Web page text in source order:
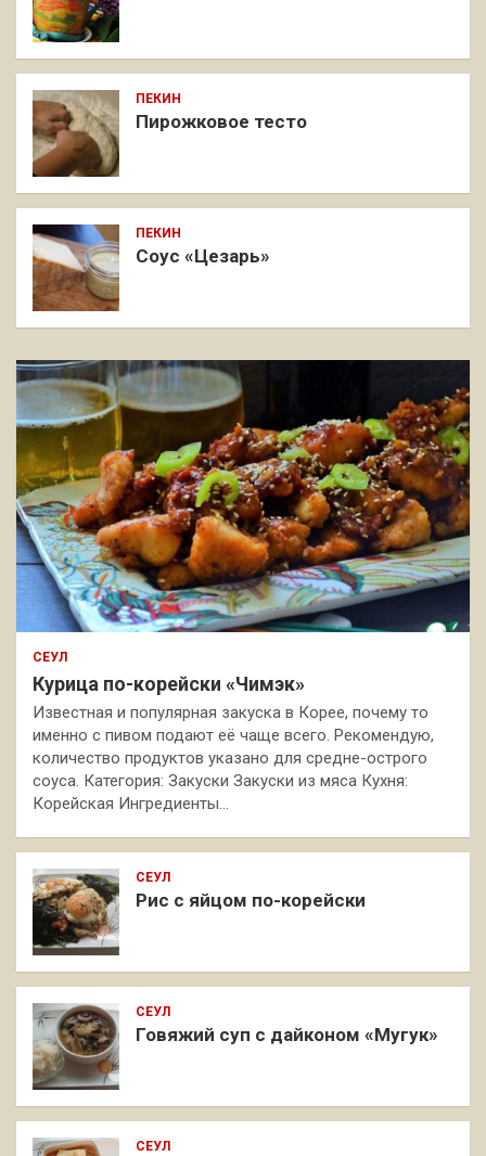
ПЕКИН
Пирожковое тесто
ПЕКИН
Соус «Цезарь»
СЕУЛ
Курица по-корейски «Чимэк»
Известная и популярная закуска в Корее, почему то
именно с пивом подают её чаще всего. Рекомендую,
количество продуктов указано для средне-острого
соуса. Категория: Закуски Закуски из мяса Кухня:
Корейская Ингредиенты…
СЕУЛ
Рис с яйцом по-корейски
СЕУЛ
Говяжий суп с дайконом «Мугук»
СЕУЛ